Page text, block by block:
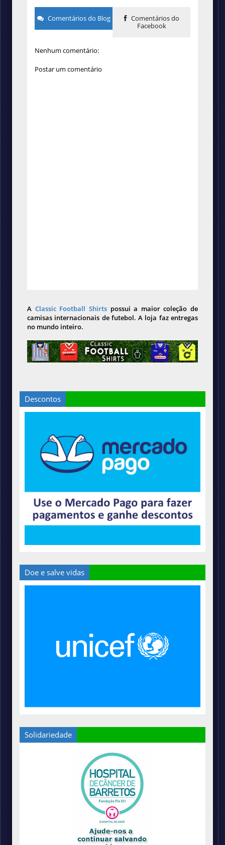
Comentários do Blog
Comentários do
Facebook
Nenhum comentário:
Postar um comentário
A Classic Football Shirts possui a maior coleção de
camisas internacionais de futebol. A loja faz entregas
no mundo inteiro.
Descontos
Doe e salve vidas
Solidariedade